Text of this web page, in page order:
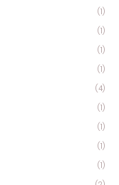
(1)
(1)
(1)
(1)
(4)
(1)
(1)
(1)
(1)